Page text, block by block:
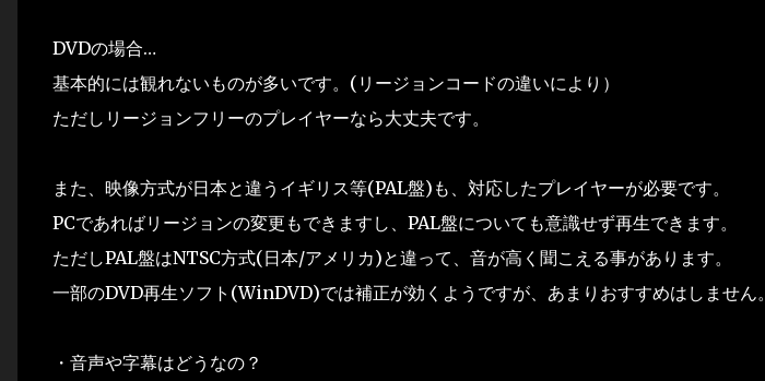
DVDの場合…
基本的には観れないものが多いです。(リージョンコードの違いにより）
ただしリージョンフリーのプレイヤーなら大丈夫です。
また、映像方式が日本と違うイギリス等(PAL盤)も、対応したプレイヤーが必要です。
PCであればリージョンの変更もできますし、PAL盤についても意識せず再生できます。
ただしPAL盤はNTSC方式(日本/アメリカ)と違って、音が高く聞こえる事があります。
一部のDVD再生ソフト(WinDVD)では補正が効くようですが、あまりおすすめはしません。
・音声や字幕はどうなの？